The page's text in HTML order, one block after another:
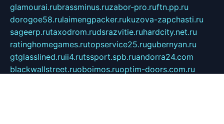
glamourai.rubrassminus.ruzabor-pro.ruftn.pp.ru
dorogoe58.rulaimengpacker.rukuzova-zapchasti.ru
sageerp.rutaxodrom.rudsrazvitie.ruhardcity.net.ru
ratinghomegames.rutopservice25.rugubernyan.ru
gtglasslined.ruii4.rutssport.spb.ruandorra24.com
blackwallstreet.ruoboimos.ruoptim-doors.com.ru